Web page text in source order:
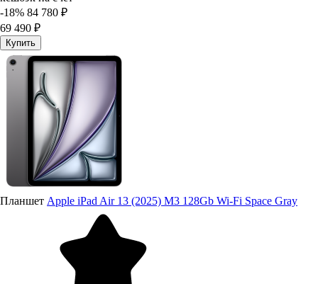
-18% 84 780 ₽
69 490 ₽
Купить
Планшет Apple iPad Air 13 (2025) M3 128Gb Wi-Fi Space Gray